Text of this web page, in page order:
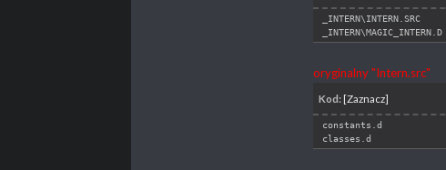
_INTERN\INTERN.SRC
_INTERN\MAGIC_INTERN.D
oryginalny "Intern.src"
Kod: [Zaznacz]
constants.d
classes.d